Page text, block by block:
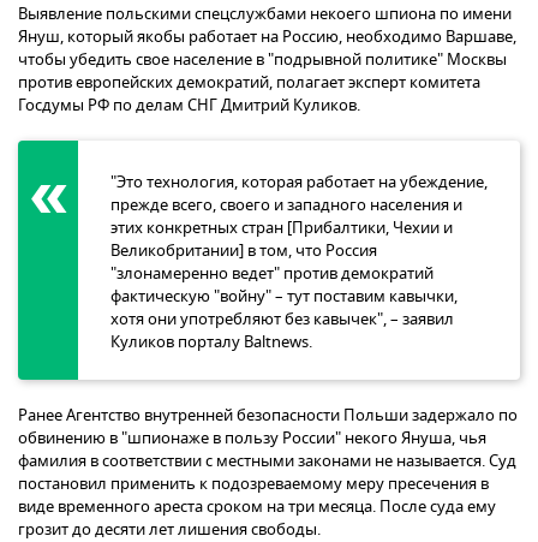
Выявление польскими спецслужбами некоего шпиона по имени
Януш, который якобы работает на Россию, необходимо Варшаве,
чтобы убедить свое население в "подрывной политике" Москвы
против европейских демократий, полагает эксперт комитета
Госдумы РФ по делам СНГ Дмитрий Куликов.
"Это технология, которая работает на убеждение,
прежде всего, своего и западного населения и
этих конкретных стран [Прибалтики, Чехии и
Великобритании] в том, что Россия
"злонамеренно ведет" против демократий
фактическую "войну" – тут поставим кавычки,
хотя они употребляют без кавычек", – заявил
Куликов порталу Baltnews.
Ранее Агентство внутренней безопасности Польши задержало по
обвинению в "шпионаже в пользу России" некого Януша, чья
фамилия в соответствии с местными законами не называется. Суд
постановил применить к подозреваемому меру пресечения в
виде временного ареста сроком на три месяца. После суда ему
грозит до десяти лет лишения свободы.